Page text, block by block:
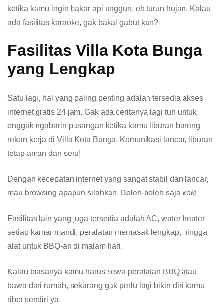
ketika kamu ingin bakar api unggun, eh turun hujan. Kalau
ada fasilitas karaoke, gak bakal gabut kan?
Fasilitas Villa Kota Bunga
yang Lengkap
Satu lagi, hal yang paling penting adalah tersedia akses
internet gratis 24 jam. Gak ada ceritanya lagi tuh untuk
enggak ngabarin pasangan ketika kamu liburan bareng
rekan kerja di Villa Kota Bunga. Komunikasi lancar, liburan
tetap aman dan seru!
Dengan kecepatan internet yang sangat stabil dan lancar,
mau browsing apapun silahkan. Boleh-boleh saja kok!
Fasilitas lain yang juga tersedia adalah AC, water heater
setiap kamar mandi, peralatan memasak lengkap, hingga
alat untuk BBQ-an di malam hari.
Kalau biasanya kamu harus sewa peralatan BBQ atau
bawa dari rumah, sekarang gak perlu lagi bikin diri kamu
ribet sendiri ya.